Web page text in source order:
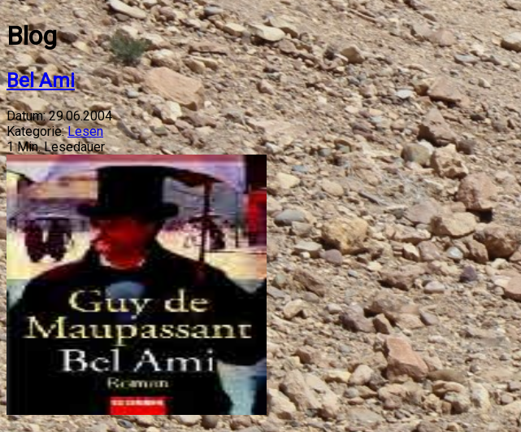
Blog
Bel Ami
Datum: 29.06.2004
Kategorie: Lesen
1Min. Lesedauer